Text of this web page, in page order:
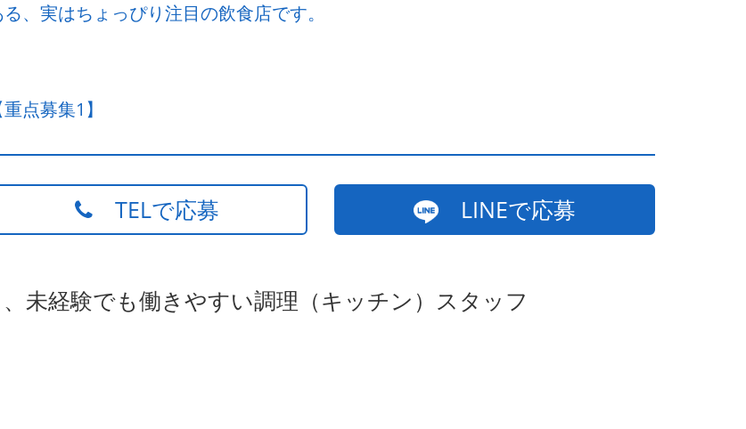
る、実はちょっぴり注目の飲食店です。
重点募集1】
TELで応募 LINEで応募
未経験でも働きやすい調理（キッチン）スタッフ